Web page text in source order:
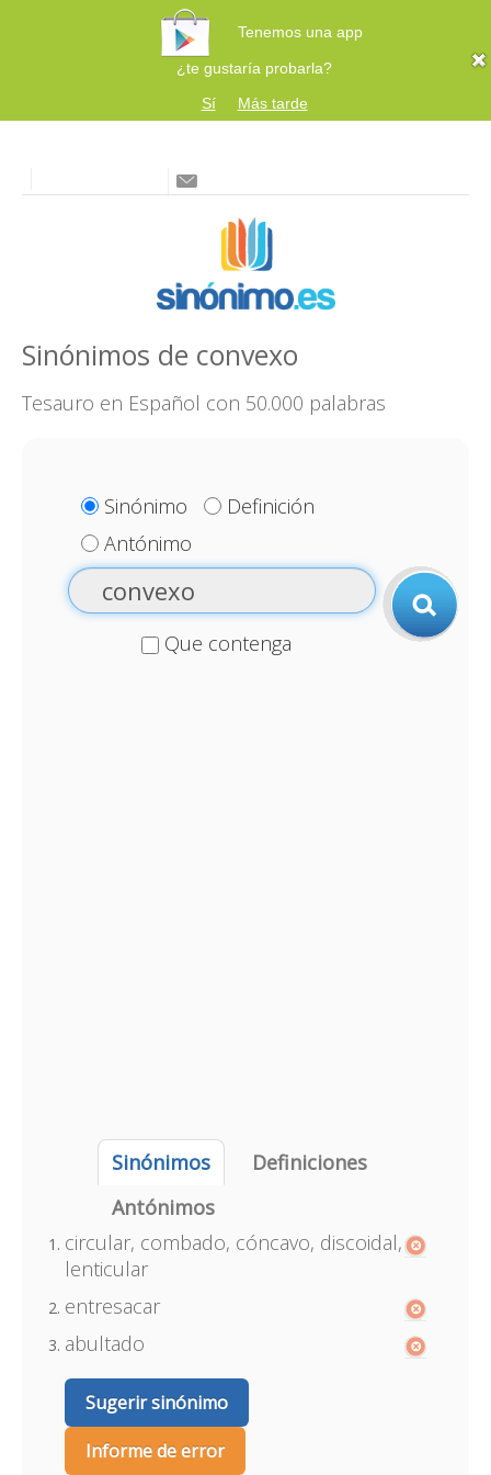
Tenemos una app
¿te gustaría probarla?
Sí
Más tarde
Sinónimos de convexo
Tesauro en Español con 50.000 palabras
Sinónimo
Definición
Antónimo
Que contenga
Sinónimos
Definiciones
Antónimos
circular, combado, cóncavo, discoidal,
lenticular
entresacar
abultado
Sugerir sinónimo
Informe de error